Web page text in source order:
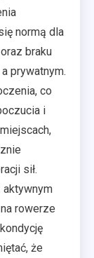
normą dla
braku
prywatnym.
co
i
sił.
aktywnym
rowerze
że